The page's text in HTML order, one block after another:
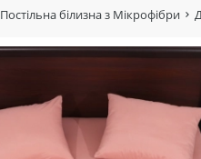
Постільна білизна з Мікрофібри